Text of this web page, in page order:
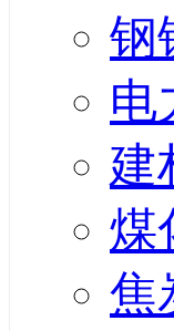
钢
电
建
煤
焦